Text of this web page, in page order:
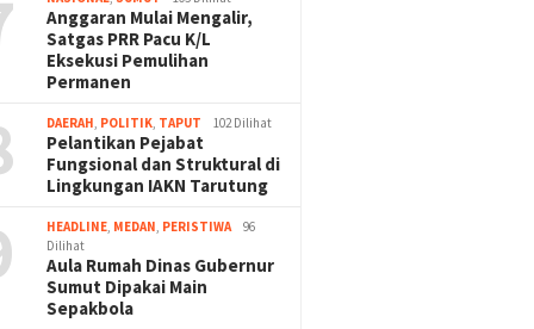
Anggaran Mulai Mengalir,
Satgas PRR Pacu K/L
Eksekusi Pemulihan
Permanen
DAERAH, POLITIK, TAPUT 102 Dilihat
Pelantikan Pejabat
Fungsional dan Struktural di
Lingkungan IAKN Tarutung
HEADLINE, MEDAN, PERISTIWA
96
Dilihat
Aula Rumah Dinas Gubernur
Sumut Dipakai Main
Sepakbola